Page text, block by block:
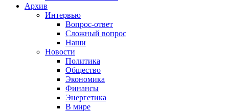
Архив
Интервью
Вопрос-ответ
Сложный вопрос
Наши
Новости
Политика
Общество
Экономика
Финансы
Энергетика
В мире